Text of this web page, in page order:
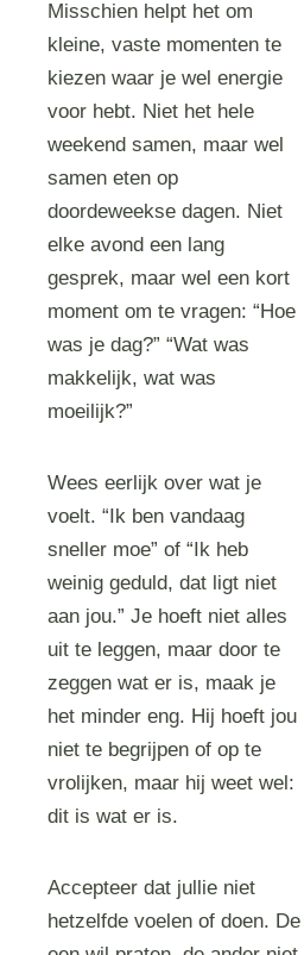
Misschien helpt het om
kleine, vaste momenten te
kiezen waar je wel energie
voor hebt. Niet het hele
weekend samen, maar wel
samen eten op
doordeweekse dagen. Niet
elke avond een lang
gesprek, maar wel een kort
moment om te vragen: “Hoe
was je dag?” “Wat was
makkelijk, wat was
moeilijk?”
Wees eerlijk over wat je
voelt. “Ik ben vandaag
sneller moe” of “Ik heb
weinig geduld, dat ligt niet
aan jou.” Je hoeft niet alles
uit te leggen, maar door te
zeggen wat er is, maak je
het minder eng. Hij hoeft jou
niet te begrijpen of op te
vrolijken, maar hij weet wel:
dit is wat er is.
Accepteer dat jullie niet
hetzelfde voelen of doen. De